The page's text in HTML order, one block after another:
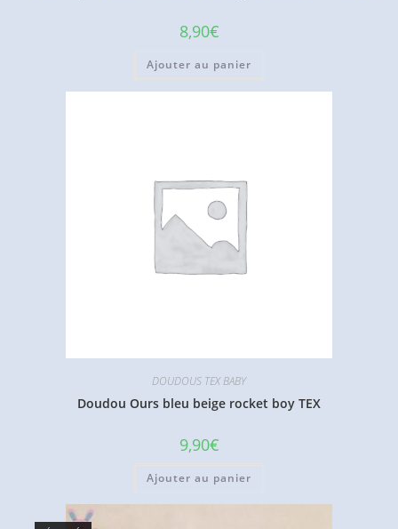
8,90€
Ajouter au panier
DOUDOUS TEX BABY
Doudou Ours bleu beige rocket boy TEX
9,90€
Ajouter au panier